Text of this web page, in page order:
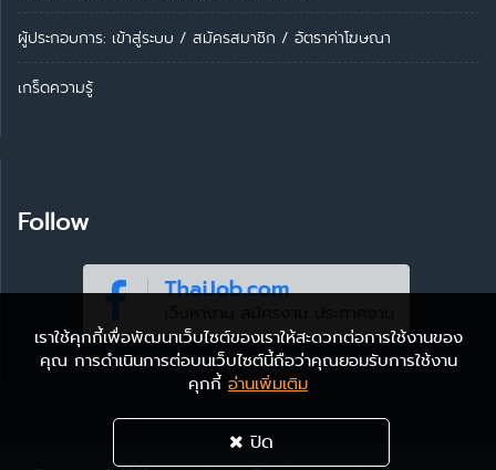
ผู้ประกอบการ: เข้าสู่ระบบ / สมัครสมาชิก / อัตราค่าโฆษณา
เกร็ดความรู้
Follow
เราใช้คุกกี้เพื่อพัฒนาเว็บไซต์ของเราให้สะดวกต่อการใช้งานของ
คุณ การดำเนินการต่อบนเว็บไซต์นี้ถือว่าคุณยอมรับการใช้งาน
คุกกี้ อ่านเพิ่มเติม
ปิด